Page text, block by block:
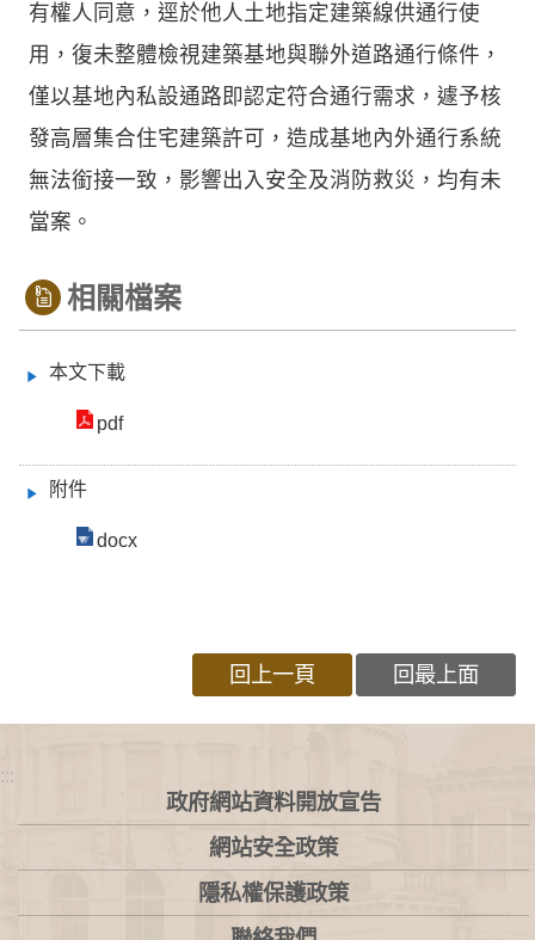
有權人同意，逕於他人土地指定建築線供通行使
用，復未整體檢視建築基地與聯外道路通行條件，
僅以基地內私設通路即認定符合通行需求，遽予核
發高層集合住宅建築許可，造成基地內外通行系統
無法銜接一致，影響出入安全及消防救災，均有未
當案。
相關檔案
本文下載
pdf
附件
docx
回上一頁 回最上面
:::
政府網站資料開放宣告
網站安全政策
隱私權保護政策